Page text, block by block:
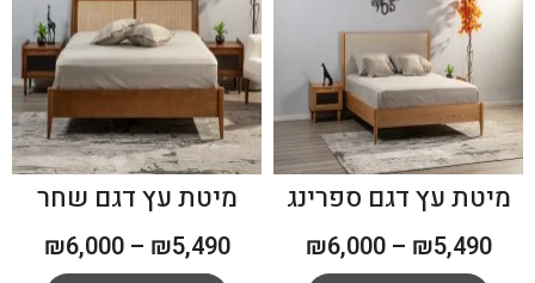
מיטת עץ דגם ספרינג
₪5,490
–
₪6,000
מיטת עץ דגם שחר
₪5,490
–
₪6,000